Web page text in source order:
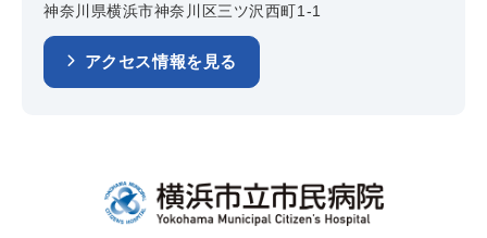
神奈川県横浜市神奈川区三ツ沢西町1-1
アクセス情報を見る